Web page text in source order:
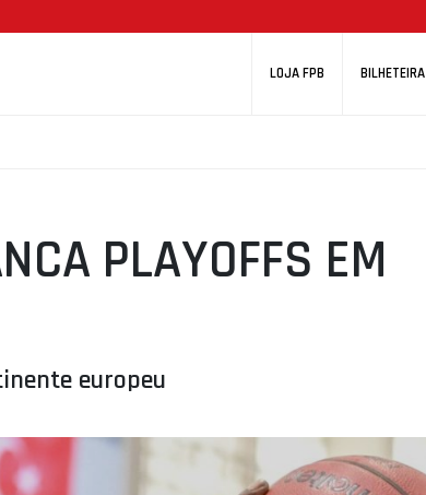
LOJA FPB BILHETEIRA
PLAYOFFS EM
europeu